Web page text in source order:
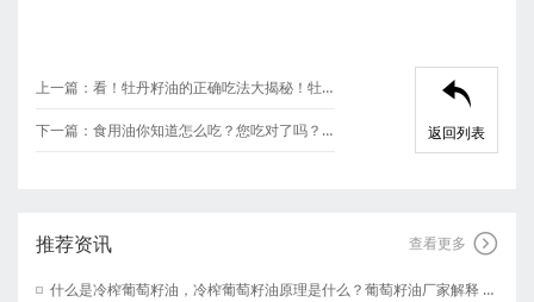
上一篇： 看！牡丹籽油的正确吃法大揭秘！牡丹籽油厂家都不会告诉你
下一篇： 食用油你知道怎么吃？您吃对了吗？核桃油厂家这样说！

返回列表
推荐资讯 查看更多 
什么是冷榨葡萄籽油，冷榨葡萄籽油原理是什么？葡萄籽油厂家解释 河南晶森油脂有限公司